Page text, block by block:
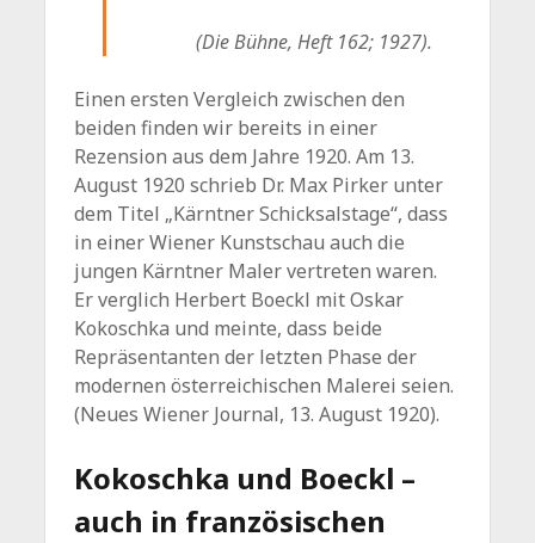
(Die Bühne, Heft 162; 1927).
Einen ersten Vergleich zwischen den
beiden finden wir bereits in einer
Rezension aus dem Jahre 1920. Am 13.
August 1920 schrieb Dr. Max Pirker unter
dem Titel „Kärntner Schicksalstage“, dass
in einer Wiener Kunstschau auch die
jungen Kärntner Maler vertreten waren.
Er verglich Herbert Boeckl mit Oskar
Kokoschka und meinte, dass beide
Repräsentanten der letzten Phase der
modernen österreichischen Malerei seien.
(Neues Wiener Journal, 13. August 1920).
Kokoschka und Boeckl –
auch in französischen